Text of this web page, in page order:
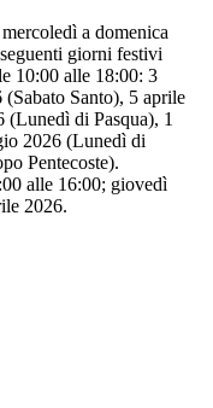
a domenica
giorni festivi
10:00 alle 18:00: 3
Santo), 5 aprile
(Lunedì di Pasqua), 1
2026 (Lunedì di
Pentecoste).
alle 16:00; giovedì
2026.